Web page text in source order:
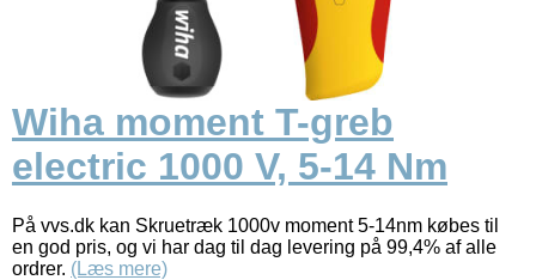
Wiha moment T-greb
electric 1000 V, 5-14 Nm
På vvs.dk kan Skruetræk 1000v moment 5-14nm købes til
en god pris, og vi har dag til dag levering på 99,4% af alle
ordrer. (Læs mere)